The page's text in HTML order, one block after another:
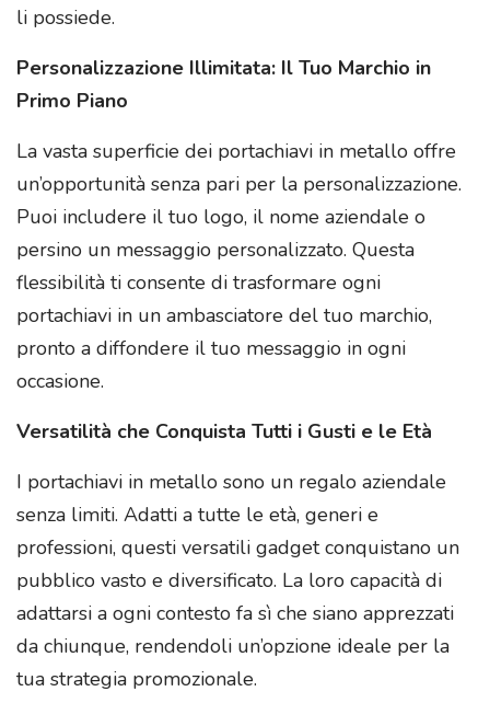
li possiede.
Personalizzazione Illimitata: Il Tuo Marchio in
Primo Piano
La vasta superficie dei portachiavi in metallo offre
un’opportunità senza pari per la personalizzazione.
Puoi includere il tuo logo, il nome aziendale o
persino un messaggio personalizzato. Questa
flessibilità ti consente di trasformare ogni
portachiavi in un ambasciatore del tuo marchio,
pronto a diffondere il tuo messaggio in ogni
occasione.
Versatilità che Conquista Tutti i Gusti e le Età
I portachiavi in metallo sono un regalo aziendale
senza limiti. Adatti a tutte le età, generi e
professioni, questi versatili gadget conquistano un
pubblico vasto e diversificato. La loro capacità di
adattarsi a ogni contesto fa sì che siano apprezzati
da chiunque, rendendoli un’opzione ideale per la
tua strategia promozionale.